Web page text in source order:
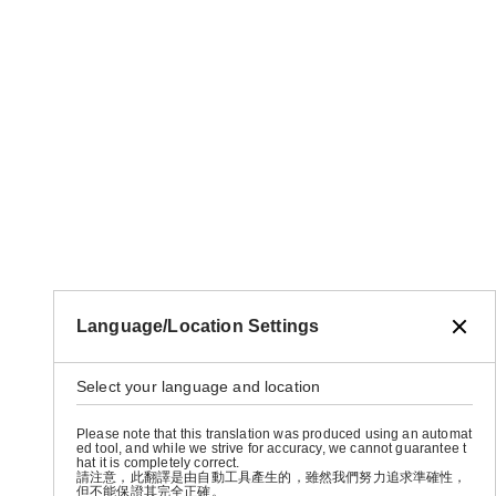
Language/Location Settings
Select your language and location
Please note that this translation was produced using an automat
ed tool, and while we strive for accuracy, we cannot guarantee t
hat it is completely correct.
請注意，此翻譯是由自動工具產生的，雖然我們努力追求準確性，
但不能保證其完全正確。